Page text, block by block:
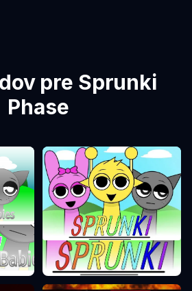
pre Sprunki
Phase
Sprunki Phase 1